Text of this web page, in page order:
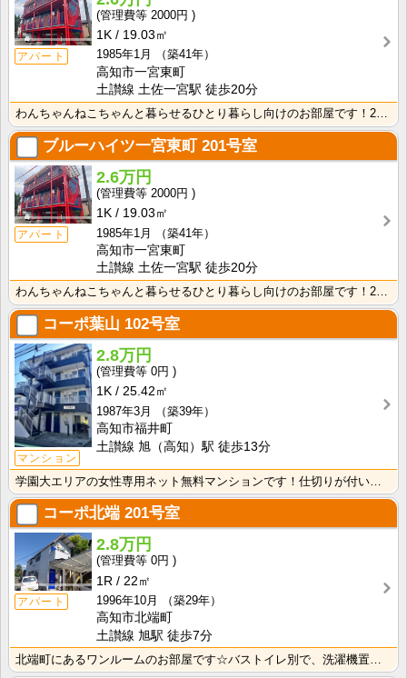
アパート
2000円
1K
19.03㎡
1985年1月
（築41年）
高知市一宮東町
土讃線 土佐一宮駅 徒歩20分
わんちゃんねこちゃんと暮らせるひとり暮らし向けのお部屋です！2026年6月下旬、ネット無料（Wi-F･･･
ブルーハイツ一宮東町201号室
アパート
2.6万円
2000円
1K
19.03㎡
1985年1月
（築41年）
高知市一宮東町
土讃線 土佐一宮駅 徒歩20分
わんちゃんねこちゃんと暮らせるひとり暮らし向けのお部屋です！2026年6月下旬、ネット無料（Wi-F･･･
コーポ葉山 102号室
マンション
2.8万円
0円
1K
25.42㎡
1987年3月
（築39年）
高知市福井町
土讃線 旭（高知）駅 徒歩13分
コーポ北端 201号室
アパート
2.8万円
0円
1R
22㎡
1996年10月
（築29年）
高知市北端町
土讃線 旭駅 徒歩7分